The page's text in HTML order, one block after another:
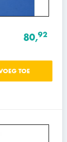
80,92
TOE